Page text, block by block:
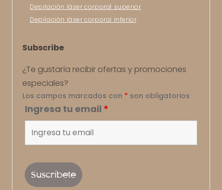
Depilación láser corporal superior
Depilación láser corporal inferior
Subscribe
¿Te gustaría recibir ofertas y promociones
especiales?
Los campos marcados con * son obligatorios
Ingresa tu email *